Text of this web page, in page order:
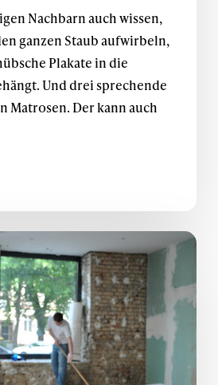
Nachbarn auch wissen,
ganzen Staub aufwirbeln,
Plakate in die
Und drei sprechende
Matrosen. Der kann auch